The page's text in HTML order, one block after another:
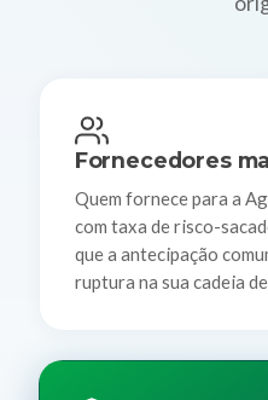
Fornecedores
Quem fornece para a
com taxa de risco-
que a antecipação
ruptura na sua cadeia